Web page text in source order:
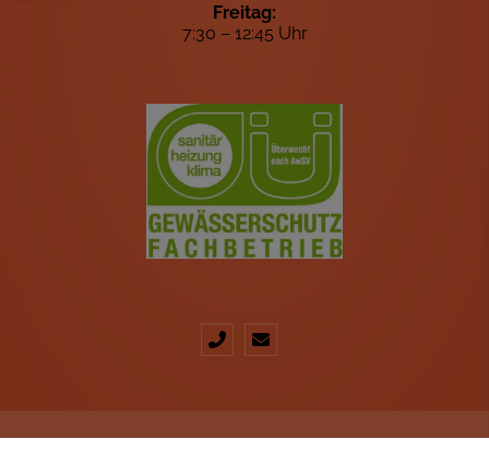
Freitag:
7:30 – 12:45 Uhr